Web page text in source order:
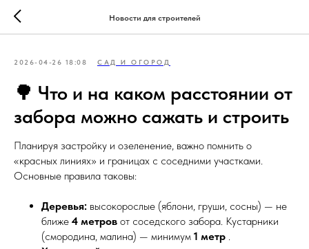
Новости для строителей
2026-04-26 18:08 САД И ОГОРОД
🌳 Что и на каком расстоянии от
забора можно сажать и строить
Планируя застройку и озеленение, важно помнить о
«красных линиях» и границах с соседними участками.
Основные правила таковы:
Деревья: высокорослые (яблони, груши, сосны) — не
ближе 4 метров от соседского забора. Кустарники
(смородина, малина) — минимум 1 метр .